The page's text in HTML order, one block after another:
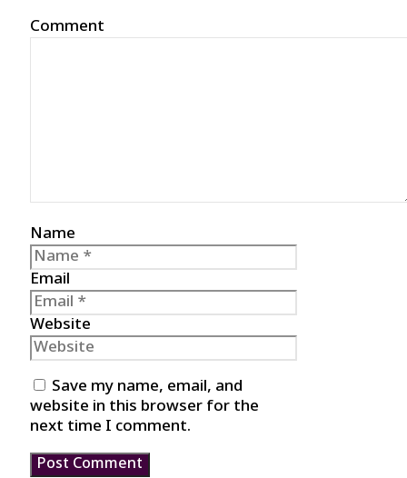
Comment
Name
Email
Website
Save my name, email, and
website in this browser for the
next time I comment.